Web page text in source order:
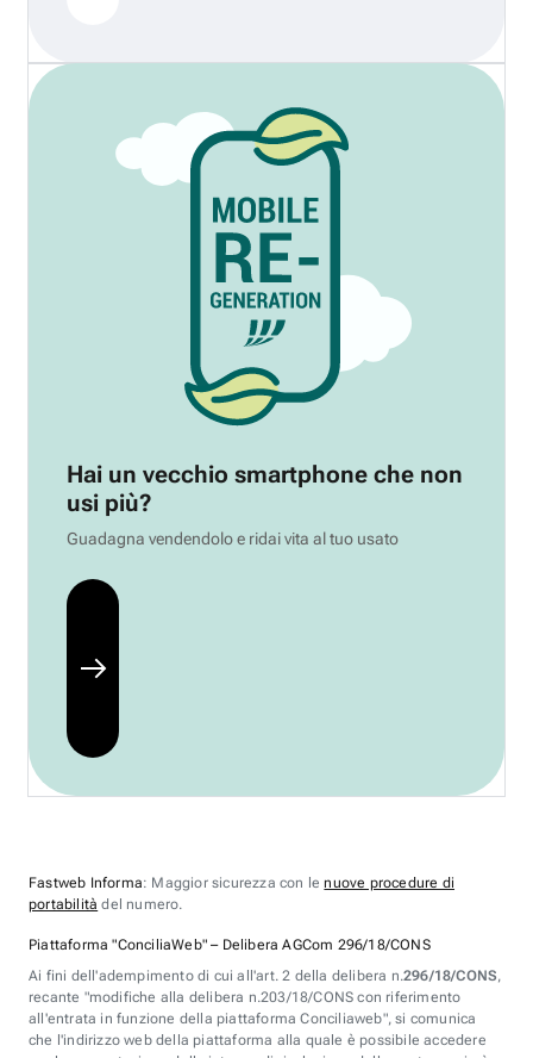
Hai un vecchio smartphone che non
usi più?
Guadagna vendendolo e ridai vita al tuo usato
Fastweb Informa: Maggior sicurezza con lenuove procedure di
portabilità del numero.
Piattaforma "ConciliaWeb" – Delibera AGCom 296/18/CONS
Ai fini dell'adempimento di cui all'art. 2 della delibera n.296/18/CONS,
recante "modifiche alla delibera n.203/18/CONS con riferimento
all'entrata in funzione della piattaforma Conciliaweb", si comunica
che l'indirizzo web della piattaforma alla quale è possibile accedere